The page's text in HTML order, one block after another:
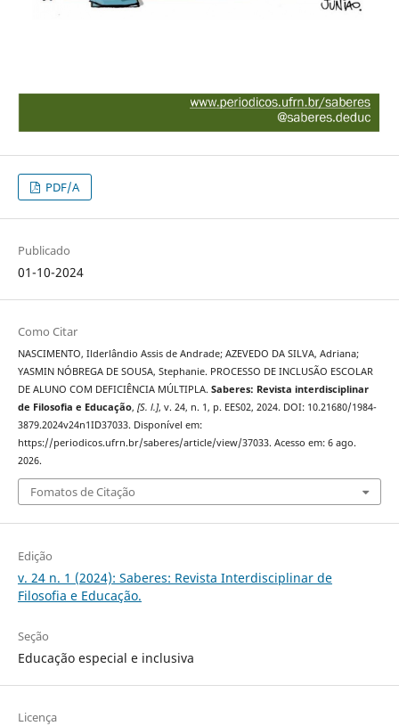
PDF/A
Publicado
01-10-2024
Como Citar
NASCIMENTO, Ilderlândio Assis de Andrade; AZEVEDO DA SILVA, Adriana;
YASMIN NÓBREGA DE SOUSA, Stephanie. PROCESSO DE INCLUSÃO ESCOLAR
DE ALUNO COM DEFICIÊNCIA MÚLTIPLA. Saberes: Revista interdisciplinar
de Filosofia e Educação, [S. l.], v. 24, n. 1, p. EES02, 2024. DOI: 10.21680/1984-
3879.2024v24n1ID37033. Disponível em:
https://periodicos.ufrn.br/saberes/article/view/37033. Acesso em: 6 ago.
2026.
Fomatos de Citação
Edição
v. 24 n. 1 (2024): Saberes: Revista Interdisciplinar de
Filosofia e Educação.
Seção
Educação especial e inclusiva
Licença